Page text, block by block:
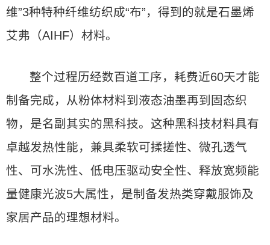
维”3种特种纤维纺织成“布”，得到的就是石墨烯
艾弗（AIHF）材料。
整个过程历经数百道工序，耗费近60天才能
制备完成，从粉体材料到液态油墨再到固态织
物，是名副其实的黑科技。这种黑科技材料具有
卓越发热性能，兼具柔软可揉搓性、微孔透气
性、可水洗性、低电压驱动安全性、释放宽频能
量健康光波5大属性，是制备发热类穿戴服饰及
家居产品的理想材料。